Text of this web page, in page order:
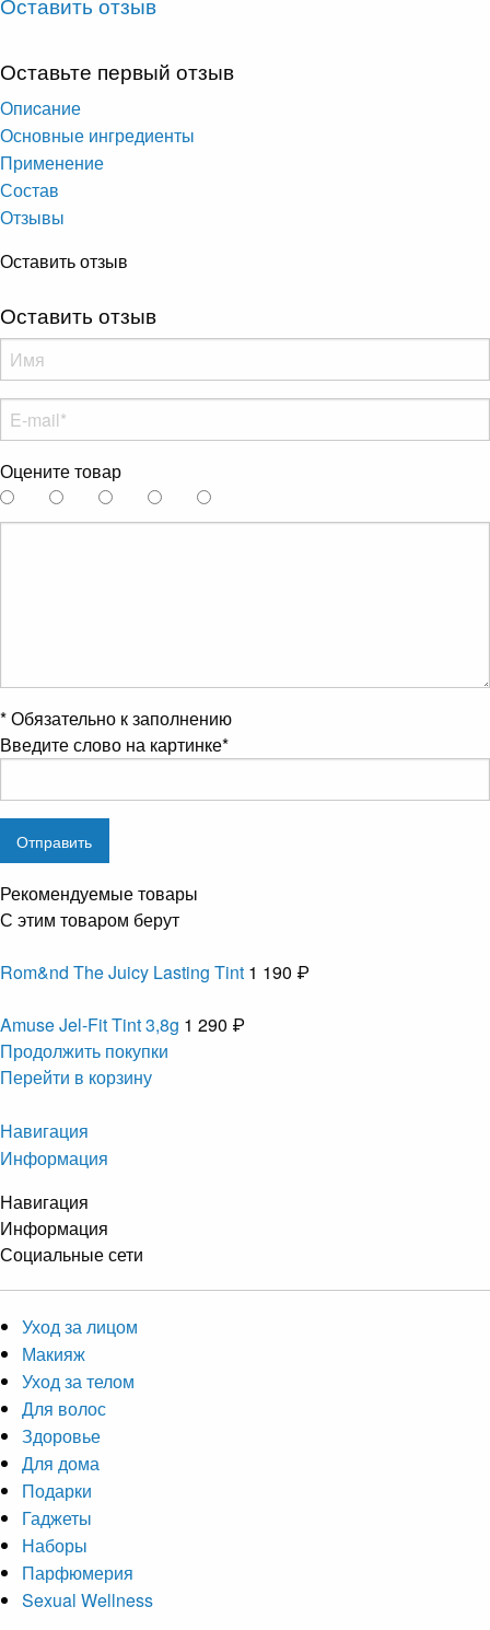
Оставьте первый отзыв
Опиcание
Основные ингредиенты
Применение
Состав
Отзывы
Оставить отзыв
Оставить отзыв
Оцените товар
*Обязательно к заполнению
Введите слово на картинке*
Рекомендуемые товары
С этим товаром берут
Rom&nd The Juicy Lasting Tint 1 190 ₽
Amuse Jel-Fit Tint 3,8g 1 290 ₽
Продолжить покупки
Перейти в корзину
Навигация
Информация
Навигация
Информация
Социальные сети
Уход за лицом
Макияж
Уход за телом
Для волос
Здоровье
Для дома
Подарки
Гаджеты
Наборы
Парфюмерия
Sexual Wellness